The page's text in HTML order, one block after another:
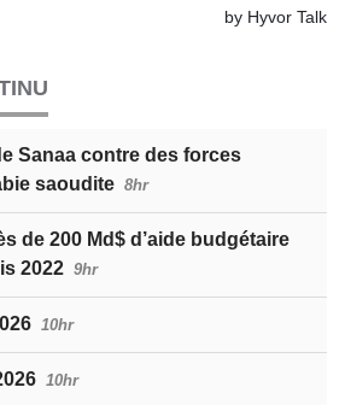
Sanaa contre des forces
saoudite 8hr
de 200 Md$ d’aide budgétaire
2022 9hr
10hr
10hr